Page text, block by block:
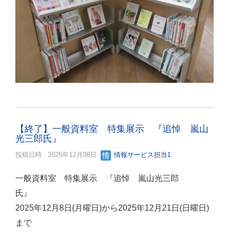
【終了】一般資料室 特集展示 『追悼 嵐山
光三郎氏』
投稿日時 : 2025年12月08日 情報サービス担当1
一般資料室 特集展示 『追悼 嵐山光三郎
氏』
2025年12月8日(月曜日)から2025年12月21日(日曜日)
まで